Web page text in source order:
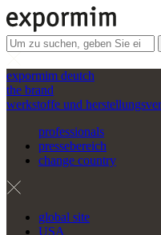
expormim deutch
the brand
werkstoffe und
professionals
pressebereich
change country
global site
USA